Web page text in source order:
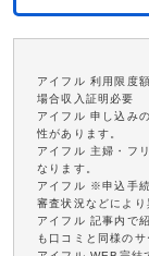
アイフル 利用限度
場合収入証明必要
アイフル 申し込み
性があります。
アイフル 主婦・フ
なります。
アイフル ※申込手
審査状況などにより
アイフル 記事内で
も口コミと同様の